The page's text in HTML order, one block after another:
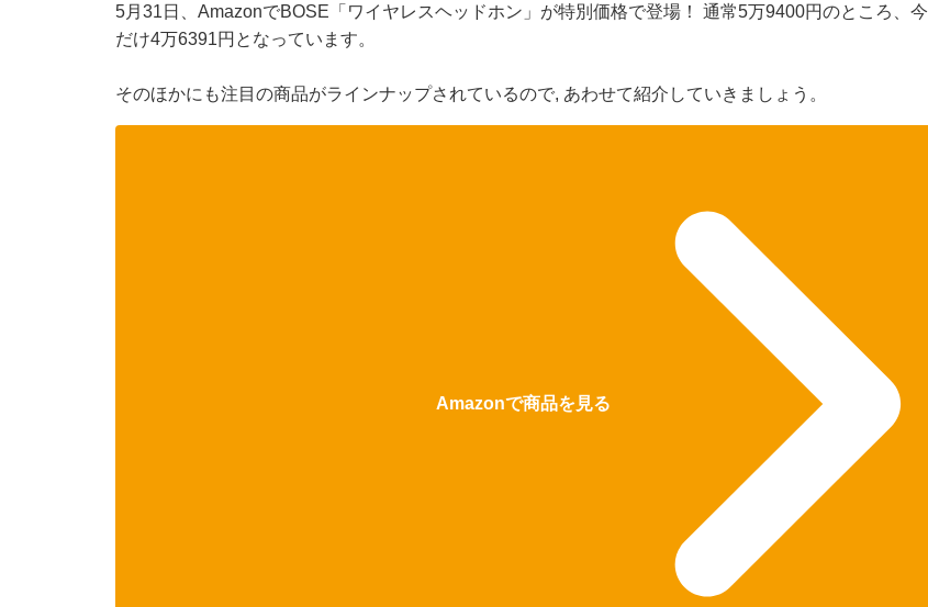
5月31日、 AmazonでBOSE「ワイヤレスヘッドホン」が特別価格で登場！ 通常5万9400円のところ、今
だけ4万6391円となっています。
そのほかにも注目の商品がラインナップされているので, あわせて紹介していきましょう。
Amazonで商品を見る